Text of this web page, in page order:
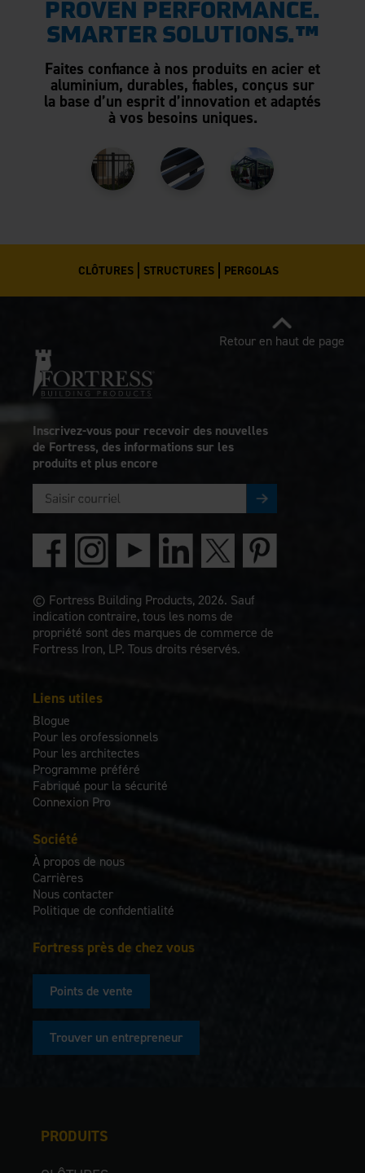
PROVEN PERFORMANCE.
SMARTER SOLUTIONS.™
Faites confiance à nos produits en acier et
aluminium, durables, fiables, conçus sur
la base d’un esprit d’innovation et adaptés
à vos besoins uniques.
CLÔTURES STRUCTURES PERGOLAS
PRODUITS
Liens utiles
Blogue
Pour les orofessionnels
Pour les architectes
Programme préféré
Fabriqué pour la sécurité
Connexion Pro
Société
À propos de nous
Carrières
Nous contacter
Politique de confidentialité
Fortress près de chez vous
Points de vente
Trouver un entrepreneur
Inscrivez-vous pour recevoir des nouvelles
de Fortress, des informations sur les
produits et plus encore
© Fortress Building Products, 2026. Sauf
indication contraire, tous les noms de
propriété sont des marques de commerce de
Fortress Iron, LP. Tous droits réservés.
Retour en haut de page